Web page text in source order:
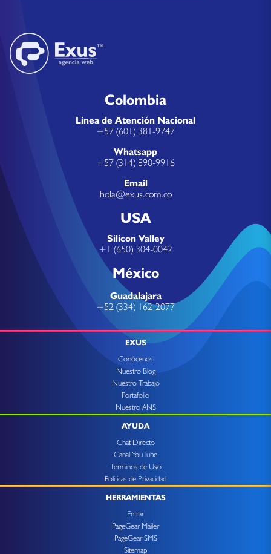
Colombia
Linea de Atención Nacional
+57 (601) 381-9747
Whatsapp
+57 (314) 890-9916
Email
hola@exus.com.co
USA
Silicon Valley
+1 (650) 304-0042
México
Guadalajara
+52 (334) 162-2077
EXUS
Conócenos
Nuestro Blog
Nuestro Trabajo
Portafolio
Nuestro ANS
AYUDA
Chat Directo
Canal YouTube
Terminos de Uso
Politicas de Privacidad
HERRAMIENTAS
Entrar
PageGear Mailer
PageGear SMS
Sitemap